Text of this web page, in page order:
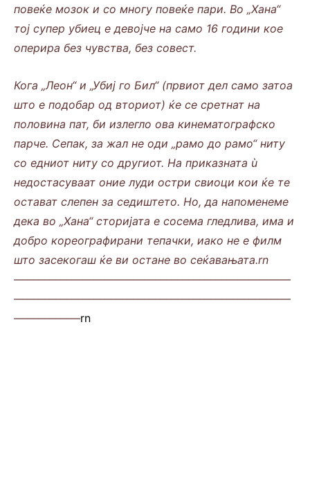
повеќе мозок и со многу повеќе пари. Во „Хана“
тој супер убиец е девојче на само 16 години кое
оперира без чувства, без совест.
Кога „Леон“ и „Убиј го Бил“ (првиот дел само затоа
што е подобар од вториот) ќе се сретнат на
половина пат, би излегло ова кинематографско
парче. Сепак, за жал не оди „рамо до рамо“ ниту
со едниот ниту со другиот. На приказната ù
недостасуваат оние луди остри свиоци кои ќе те
остават слепен за седиштето. Но, да напоменеме
дека во „Хана“ сторијата е сосема гледлива, има и
добро кореографирани тепачки, иако не е филм
што засекогаш ќе ви остане во сеќавањата.rn
—————————————————————————
—————————————————————————
——————rn